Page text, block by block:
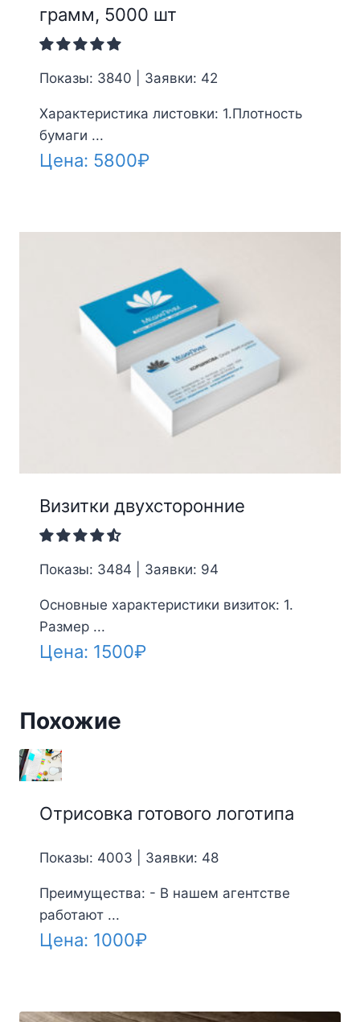
грамм, 5000 шт
Показы: 3840 | Заявки: 42
Характеристика листовки: 1.Плотность
бумаги ...
Цена: 5800₽
Визитки двухсторонние
Показы: 3484 | Заявки: 94
Основные характеристики визиток: 1.
Размер ...
Цена: 1500₽
Похожие
Отрисовка готового логотипа
Показы: 4003 | Заявки: 48
Преимущества: - В нашем агентстве
работают ...
Цена: 1000₽